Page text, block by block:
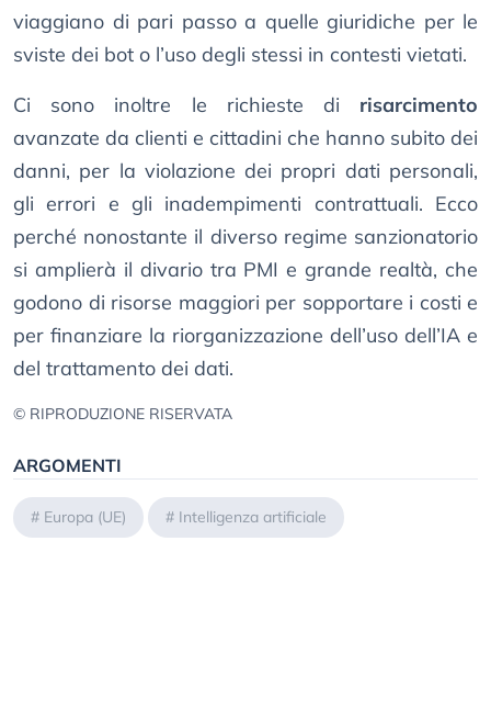
viaggiano di pari passo a quelle giuridiche per le
sviste dei bot o l’uso degli stessi in contesti vietati.
Ci sono inoltre le richieste di risarcimento
avanzate da clienti e cittadini che hanno subito dei
danni, per la violazione dei propri dati personali,
gli errori e gli inadempimenti contrattuali. Ecco
perché nonostante il diverso regime sanzionatorio
si amplierà il divario tra PMI e grande realtà, che
godono di risorse maggiori per sopportare i costi e
per finanziare la riorganizzazione dell’uso dell’IA e
del trattamento dei dati.
© RIPRODUZIONE RISERVATA
ARGOMENTI
# Europa (UE) # Intelligenza artificiale